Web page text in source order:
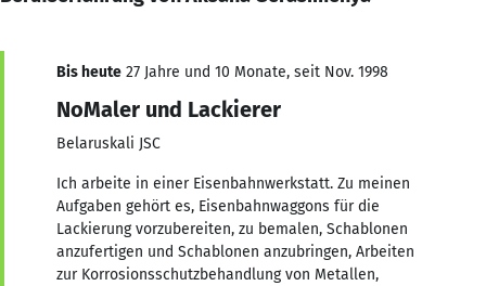
Bis heute 27 Jahre und 10 Monate, seit Nov. 1998
NoMaler und Lackierer
Belaruskali JSC
Ich arbeite in einer Eisenbahnwerkstatt. Zu meinen
Aufgaben gehört es, Eisenbahnwaggons für die
Lackierung vorzubereiten, zu bemalen, Schablonen
anzufertigen und Schablonen anzubringen, Arbeiten
zur Korrosionsschutzbehandlung von Metallen,